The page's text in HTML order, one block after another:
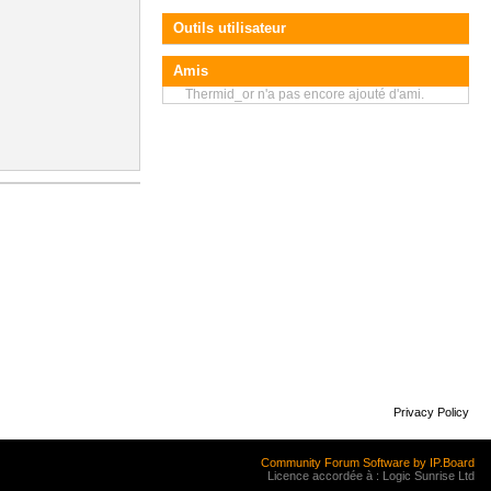
Outils utilisateur
Amis
Thermid_or n'a pas encore ajouté d'ami.
Privacy Policy
Community Forum Software by IP.Board
Licence accordée à : Logic Sunrise Ltd